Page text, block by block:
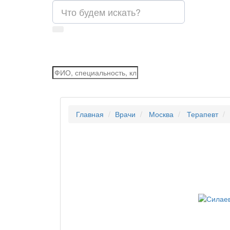
Главная
Врачи Москва Терапевт